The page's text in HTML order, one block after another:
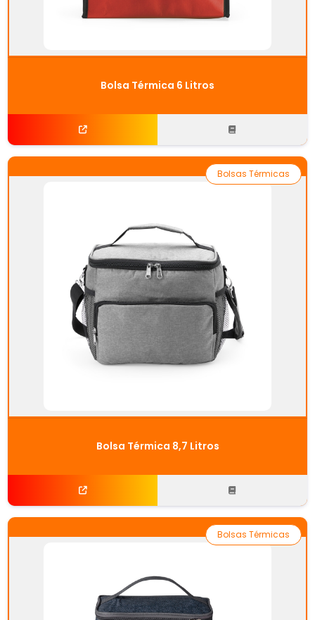
Bolsa Térmica 6 Litros
Bolsa Térmica 8,7 Litros
Bolsas Térmicas
Bolsas Térmicas